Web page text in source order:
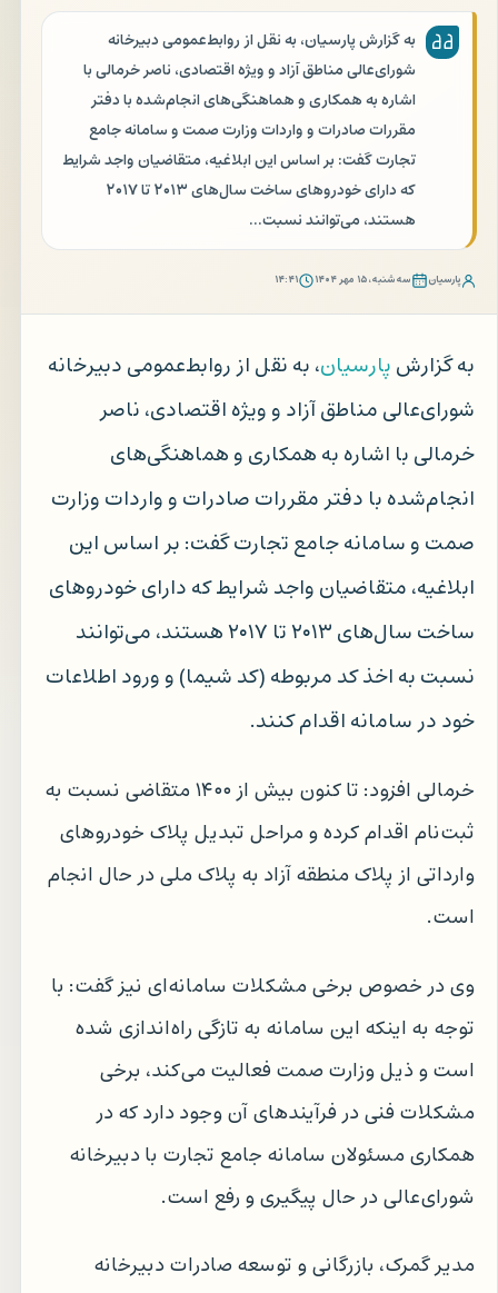
به گزارش پارسیان، به نقل از روابط‌عمومی دبیرخانه
شورای‌عالی مناطق آزاد و ویژه اقتصادی، ناصر خرمالی با
اشاره به همکاری و هماهنگی‌های انجام‌شده با دفتر
مقررات صادرات و واردات وزارت صمت و سامانه جامع
تجارت گفت: بر اساس این ابلاغیه، متقاضیان واجد شرایط
که دارای خودروهای ساخت سال‌های ۲۰۱۳ تا ۲۰۱۷
هستند، می‌توانند نسبت…
پارسیان سه‌شنبه، ۱۵ مهر ۱۴۰۴ ۱۴:۴۱
به گزارش پارسیان، به نقل از روابط‌عمومی دبیرخانه
شورای‌عالی مناطق آزاد و ویژه اقتصادی، ناصر
خرمالی با اشاره به همکاری و هماهنگی‌های
انجام‌شده با دفتر مقررات صادرات و واردات وزارت
صمت و سامانه جامع تجارت گفت: بر اساس این
ابلاغیه، متقاضیان واجد شرایط که دارای خودروهای
ساخت سال‌های ۲۰۱۳ تا ۲۰۱۷ هستند، می‌توانند
نسبت به اخذ کد مربوطه (کد شیما) و ورود اطلاعات
خود در سامانه اقدام کنند.
خرمالی افزود: تا کنون بیش از ۱۴۰۰ متقاضی نسبت به
ثبت‌نام اقدام کرده و مراحل تبدیل پلاک خودروهای
وارداتی از پلاک منطقه آزاد به پلاک ملی در حال انجام
است.
وی در خصوص برخی مشکلات سامانه‌ای نیز گفت: با
توجه به اینکه این سامانه به تازگی راه‌اندازی شده
است و ذیل وزارت صمت فعالیت می‌کند، برخی
مشکلات فنی در فرآیندهای آن وجود دارد که در
همکاری مسئولان سامانه جامع تجارت با دبیرخانه
شورای‌عالی در حال پیگیری و رفع است.
مدیر گمرک، بازرگانی و توسعه صادرات دبیرخانه